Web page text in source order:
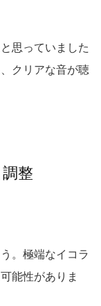
思っていました
クリアな音が聴
整
。極端なイコラ
能性がありま